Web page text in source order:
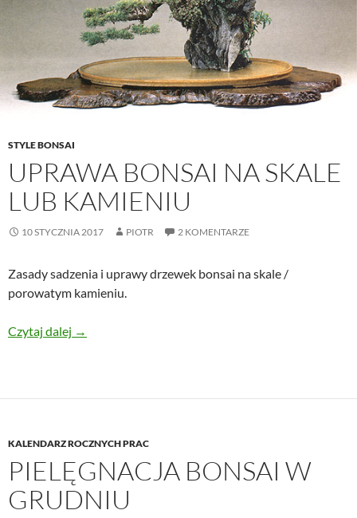
STYLE BONSAI
UPRAWA BONSAI NA SKALE
LUB KAMIENIU
10 STYCZNIA 2017 PIOTR 2 KOMENTARZE
Zasady sadzenia i uprawy drzewek bonsai na skale /
porowatym kamieniu.
Czytaj dalej Uprawa bonsai na skale lub kamieniu
→
KALENDARZ ROCZNYCH PRAC
PIELĘGNACJA BONSAI W
GRUDNIU